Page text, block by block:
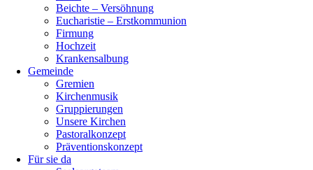
Beichte – Versöhnung
Eucharistie – Erstkommunion
Firmung
Hochzeit
Krankensalbung
Gemeinde
Gremien
Kirchenmusik
Gruppierungen
Unsere Kirchen
Pastoralkonzept
Präventionskonzept
Für sie da